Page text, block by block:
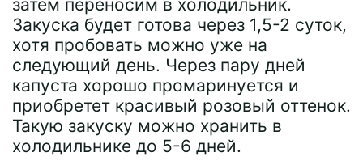
затем переносим в холодильник.
Закуска будет готова через 1,5-2 суток,
хотя пробовать можно уже на
следующий день. Через пару дней
капуста хорошо промаринуется и
приобретет красивый розовый оттенок.
Такую закуску можно хранить в
холодильнике до 5-6 дней.